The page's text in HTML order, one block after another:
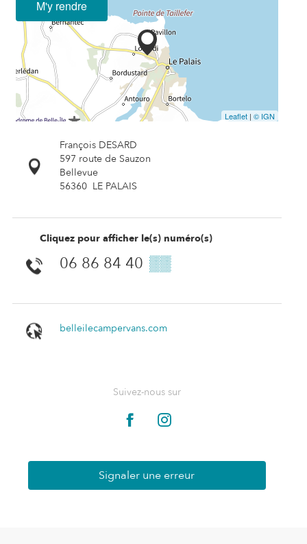
M'y rendre
Leaflet | © IGN
François DESARD
597 route de Sauzon
Bellevue
56360 LE PALAIS
Cliquez pour afficher le(s) numéro(s)
06 86 84 40 ▒▒
belleilecampervans.com
Suivez-nous sur
Signaler une erreur